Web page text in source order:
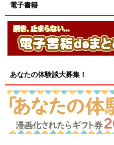
電子書籍
あなたの体験談大募集！